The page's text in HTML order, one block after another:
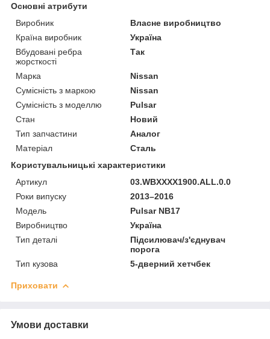
Основні атрибути
Виробник
Власне виробництво
Країна виробник
Україна
Вбудовані ребра
жорсткості
Так
Марка
Nissan
Сумісність з маркою
Nissan
Сумісність з моделлю
Pulsar
Стан
Новий
Тип запчастини
Аналог
Матеріал
Сталь
Користувальницькі характеристики
Артикул
03.WBXXXX1900.ALL.0.0
Роки випуску
2013–2016
Мoдель
Pulsar NB17
Виробництво
Україна
Тип деталі
Підсилювач/з'єднувач
порога
Тип кузова
5-дверний хетчбек
Приховати
Умови доставки